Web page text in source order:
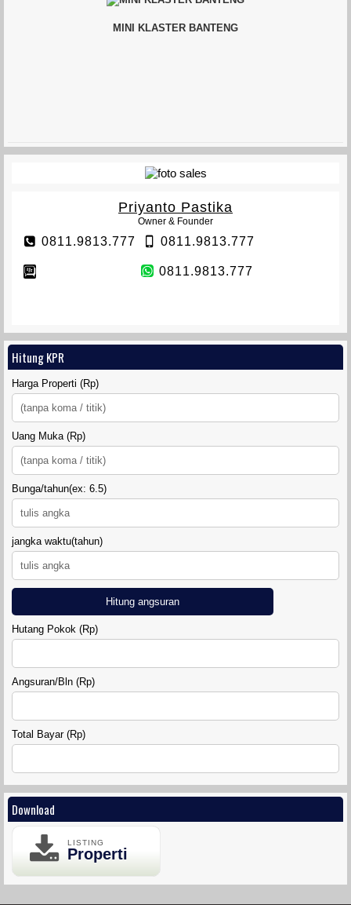
MINI KLASTER BANTENG
TANAH SIDOMULYO SLEMAN
DIAMOND LAND SIDOARUM
Priyanto Pastika
Owner & Founder
0811.9813.777 0811.9813.777
0811.9813.777
Hitung KPR
Harga Properti (Rp)
Uang Muka (Rp)
Bunga/tahun(ex: 6.5)
jangka waktu(tahun)
Hitung angsuran
Hutang Pokok (Rp)
Angsuran/Bln (Rp)
Total Bayar (Rp)
Download
LISTING
Properti